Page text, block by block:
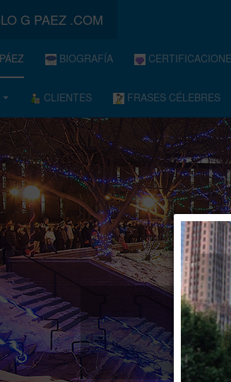
G PAEZ .COM
BIOGRAFÍA
CLIENTES FRASES CÉLEBRES